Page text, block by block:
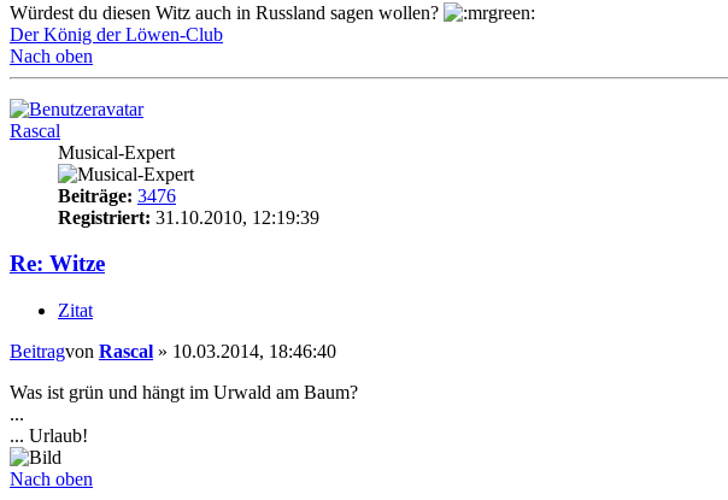
Würdest du diesen Witz auch in Russland sagen wollen?
Der König der Löwen-Club
Nach oben
Rascal
Musical-Expert
Beiträge: 3476
Registriert: 31.10.2010, 12:19:39
Re: Witze
Zitat
Beitragvon Rascal » 10.03.2014, 18:46:40
Was ist grün und hängt im Urwald am Baum?
...
... Urlaub!
Nach oben